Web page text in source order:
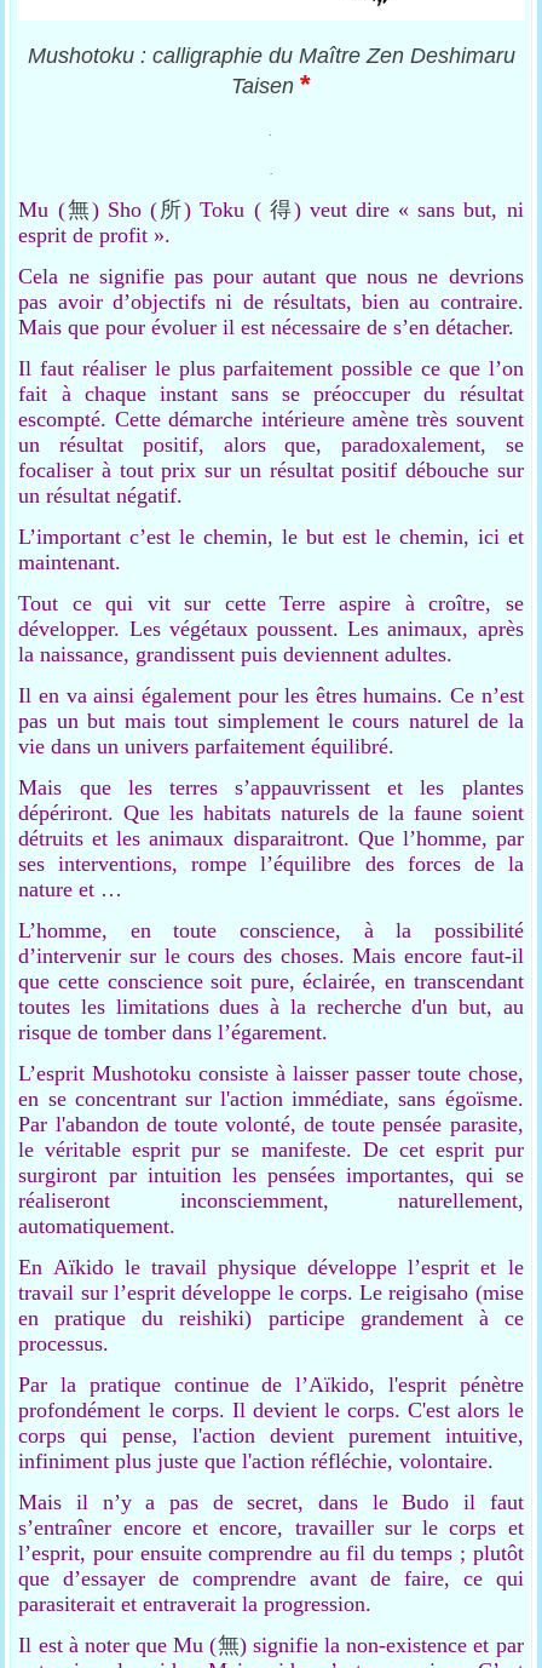
Mushotoku : calligraphie du Maître Zen Deshimaru
Taisen *
.
.
Mu (無) Sho (所) Toku ( 得)veut dire « sans but, ni
esprit de profit ».
Cela ne signifie pas pour autant que nous ne devrions
pas avoir d’objectifs ni de résultats, bien au contraire.
Mais que pour évoluer il est nécessaire de s’en détacher.
Il faut réaliser le plus parfaitement possible ce que l’on
fait à chaque instant sans se préoccuper du résultat
escompté. Cette démarche intérieure amène très souvent
un résultat positif, alors que, paradoxalement, se
focaliser à tout prix sur un résultat positif débouche sur
un résultat négatif.
L’important c’est le chemin, le but est le chemin, ici et
maintenant.
Tout ce qui vit sur cette Terre aspire à croître, se
développer. Les végétaux poussent. Les animaux, après
la naissance, grandissent puis deviennent adultes.
Il en va ainsi également pour les êtres humains. Ce n’est
pas un but mais tout simplement le cours naturel de la
vie dans un univers parfaitement équilibré.
Mais que les terres s’appauvrissent et les plantes
dépériront. Que les habitats naturels de la faune soient
détruits et les animaux disparaitront. Que l’homme, par
ses interventions, rompe l’équilibre des forces de la
nature et …
L’homme, en toute conscience, à la possibilité
d’intervenir sur le cours des choses. Mais encore faut-il
que cette conscience soit pure, éclairée, en transcendant
toutes les limitations dues à la recherche d'un but, au
risque de tomber dans l’égarement.
L’esprit Mushotoku consiste à laisser passer toute chose,
en se concentrant sur l'action immédiate, sans égoïsme.
Par l'abandon de toute volonté, de toute pensée parasite,
le véritable esprit pur se manifeste. De cet esprit pur
surgiront par intuition les pensées importantes, qui se
réaliseront inconsciemment, naturellement,
automatiquement.
En Aïkido le travail physique développe l’esprit et le
travail sur l’esprit développe le corps. Le reigisaho (mise
en pratique du reishiki) participe grandement à ce
processus.
Par la pratique continue de l’Aïkido, l'esprit pénètre
profondément le corps. Il devient le corps. C'est alors le
corps qui pense, l'action devient purement intuitive,
infiniment plus juste que l'action réfléchie, volontaire.
Mais il n’y a pas de secret, dans le Budo il faut
s’entraîner encore et encore, travailler sur le corps et
l’esprit, pour ensuite comprendre au fil du temps ; plutôt
que d’essayer de comprendre avant de faire, ce qui
parasiterait et entraverait la progression.
Il est à noter que Mu (無) signifie la non-existence et par